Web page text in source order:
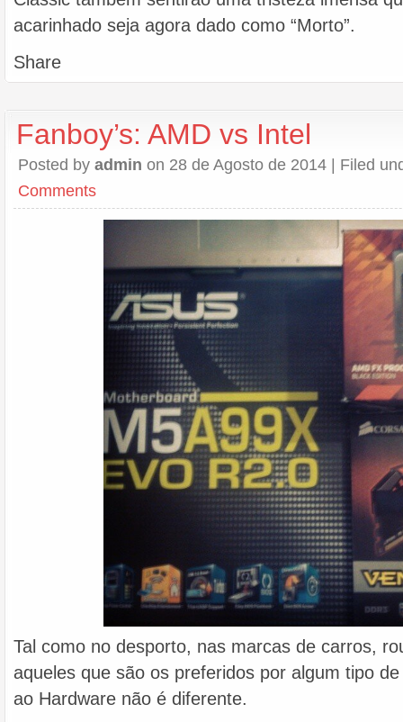
acarinhado seja agora dado como “Morto”.
Share
Fanboy’s: AMD vs Intel
Posted by admin on 28 de Agosto de 2014 | Filed
Comments
Tal como no desporto, nas marcas de carros,
aqueles que são os preferidos por algum tipo
ao Hardware não é diferente.